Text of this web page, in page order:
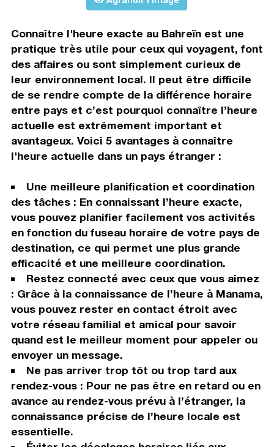
Connaître l'heure exacte au Bahreïn est une
pratique très utile pour ceux qui voyagent, font
des affaires ou sont simplement curieux de
leur environnement local. Il peut être difficile
de se rendre compte de la différence horaire
entre pays et c’est pourquoi connaître l’heure
actuelle est extrêmement important et
avantageux. Voici 5 avantages à connaître
l'heure actuelle dans un pays étranger :
Une meilleure planification et coordination
des tâches : En connaissant l’heure exacte,
vous pouvez planifier facilement vos activités
en fonction du fuseau horaire de votre pays de
destination, ce qui permet une plus grande
efficacité et une meilleure coordination.
Restez connecté avec ceux que vous aimez
: Grâce à la connaissance de l’heure à Manama,
vous pouvez rester en contact étroit avec
votre réseau familial et amical pour savoir
quand est le meilleur moment pour appeler ou
envoyer un message.
Ne pas arriver trop tôt ou trop tard aux
rendez-vous : Pour ne pas être en retard ou en
avance au rendez-vous prévu à l’étranger, la
connaissance précise de l’heure locale est
essentielle.